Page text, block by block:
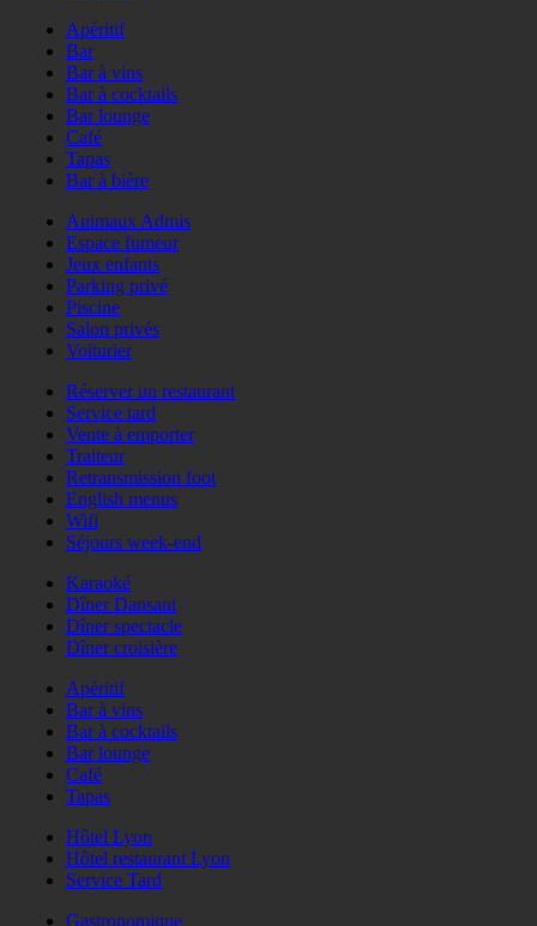
Apéritif
Bar
Bar à vins
Bar à cocktails
Bar lounge
Café
Tapas
Bar à bière
Animaux Admis
Espace fumeur
Jeux enfants
Parking privé
Piscine
Salon privés
Voiturier
Réserver un restaurant
Service tard
Vente à emporter
Traiteur
Retransmission foot
English menus
Wifi
Séjours week-end
Karaoké
Dîner Dansant
Dîner spectacle
Dîner croisière
Apéritif
Bar à vins
Bar à cocktails
Bar lounge
Café
Tapas
Hôtel Lyon
Hôtel restaurant Lyon
Service Tard
Gastronomique